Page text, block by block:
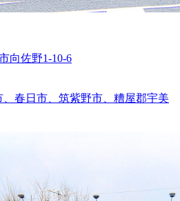
向佐野1-10-6
春日市、筑紫野市、糟屋郡宇美